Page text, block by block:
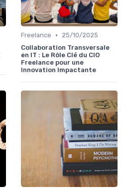
Freelance •
25/10/2025
Collaboration Transversale
en IT : Le Rôle Clé du CIO
Freelance pour une
Innovation Impactante